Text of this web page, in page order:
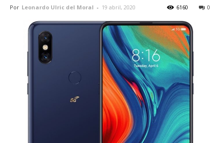
Por Leonardo Ulric del Moral - 19 abril, 2020 0
6160